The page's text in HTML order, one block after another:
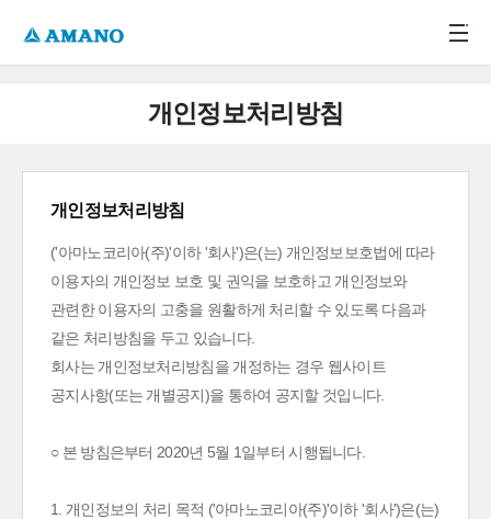
개인정보처리방침
개인정보처리방침
('아마노코리아(주)'이하 '회사')은(는) 개인정보보호법에 따라
이용자의 개인정보 보호 및 권익을 보호하고 개인정보와
관련한 이용자의 고충을 원활하게 처리할 수 있도록 다음과
같은 처리방침을 두고 있습니다.
회사는 개인정보처리방침을 개정하는 경우 웹사이트
공지사항(또는 개별공지)을 통하여 공지할 것입니다.
○ 본 방침은부터 2020년 5월 1일부터 시행됩니다.
1. 개인정보의 처리 목적 ('아마노코리아(주)'이하 '회사')은(는)